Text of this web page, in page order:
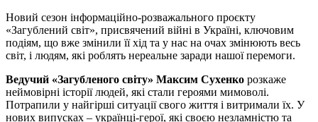
Новий сезон інформаційно-розважального проєкту
«Загублений світ», присвячений війні в Україні, ключовим
подіям, що вже змінили її хід та у нас на очах змінюють весь
світ, і людям, які роблять нереальне заради нашої перемоги.
Ведучий «Загубленого світу» Максим Сухенко розкаже
неймовірні історії людей, які стали героями мимоволі.
Потрапили у найгірші ситуації свого життя і витримали їх. У
нових випусках – українці-герої, які своєю незламністю та